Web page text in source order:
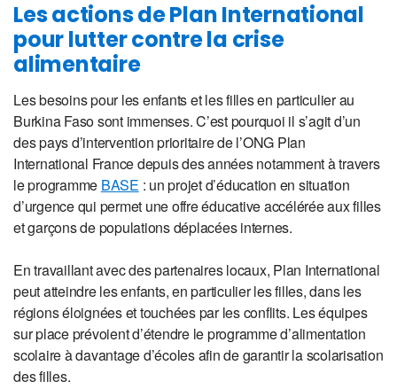
Les actions de Plan International
pour lutter contre la crise
alimentaire
Les besoins pour les enfants et les filles en particulier au
Burkina Faso sont immenses. C’est pourquoi il s’agit d’un
des pays d’intervention prioritaire de l’ONG Plan
International France depuis des années notamment à travers
le programme BASE : un projet d’éducation en situation
d’urgence qui permet une offre éducative accélérée aux filles
et garçons de populations déplacées internes.
En travaillant avec des partenaires locaux, Plan International
peut atteindre les enfants, en particulier les filles, dans les
régions éloignées et touchées par les conflits. Les équipes
sur place prévoient d’étendre le programme d’alimentation
scolaire à davantage d’écoles afin de garantir la scolarisation
des filles.